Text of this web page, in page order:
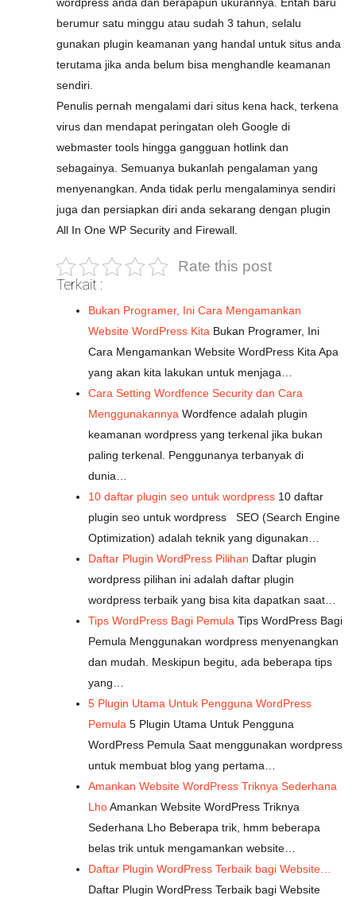
berumur satu minggu atau sudah 3 tahun, selalu
gunakan plugin keamanan yang handal untuk situs anda
terutama jika anda belum bisa menghandle keamanan
sendiri.
Penulis pernah mengalami dari situs kena hack, terkena
virus dan mendapat peringatan oleh Google di
webmaster tools hingga gangguan hotlink dan
sebagainya. Semuanya bukanlah pengalaman yang
menyenangkan. Anda tidak perlu mengalaminya sendiri
juga dan persiapkan diri anda sekarang dengan plugin
All In One WP Security and Firewall.
Rate this post
Terkait :
Bukan Programer, Ini Cara Mengamankan
Website WordPress Kita Bukan Programer, Ini
Cara Mengamankan Website WordPress Kita Apa
yang akan kita lakukan untuk menjaga…
Cara Setting Wordfence Security dan Cara
Menggunakannya Wordfence adalah plugin
keamanan wordpress yang terkenal jika bukan
paling terkenal. Penggunanya terbanyak di
dunia…
10 daftar plugin seo untuk wordpress 10 daftar
plugin seo untuk wordpress SEO (Search Engine
Optimization) adalah teknik yang digunakan…
Daftar Plugin WordPress Pilihan Daftar plugin
wordpress pilihan ini adalah daftar plugin
wordpress terbaik yang bisa kita dapatkan saat…
Tips WordPress Bagi Pemula Tips WordPress Bagi
Pemula Menggunakan wordpress menyenangkan
dan mudah. Meskipun begitu, ada beberapa tips
yang…
5 Plugin Utama Untuk Pengguna WordPress
Pemula 5 Plugin Utama Untuk Pengguna
WordPress Pemula Saat menggunakan wordpress
untuk membuat blog yang pertama…
Amankan Website WordPress Triknya Sederhana
LhoAmankan Website WordPress Triknya
Sederhana Lho Beberapa trik, hmm beberapa
belas trik untuk mengamankan website…
Daftar Plugin WordPress Terbaik bagi Website…
Daftar Plugin WordPress Terbaik bagi Website